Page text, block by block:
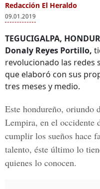
Redacción El Heraldo
09.01.2019
TEGUCIGALPA,
Donaly Reyes Portillo,
revolucionado las redes
que elaboró con sus
tres meses y medio.
Este hondureño, oriundo
Lempira, en el occidente
cumplir los sueños hace
talento, éste último lo
quienes lo conocen.